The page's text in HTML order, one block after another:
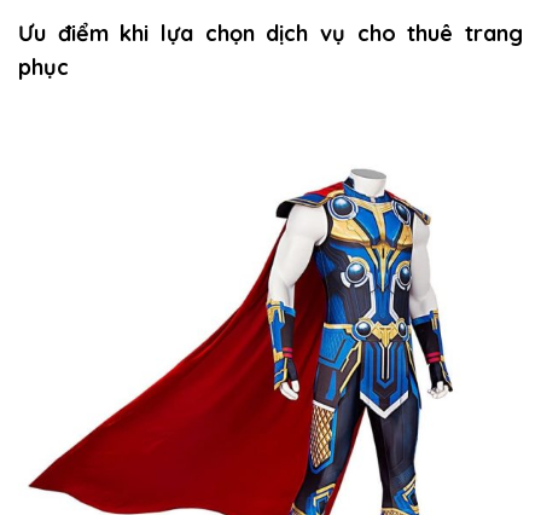
Ưu điểm khi lựa chọn dịch vụ cho thuê trang
phục